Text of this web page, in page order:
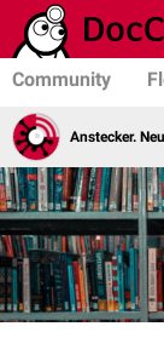
Community
Anstecker.